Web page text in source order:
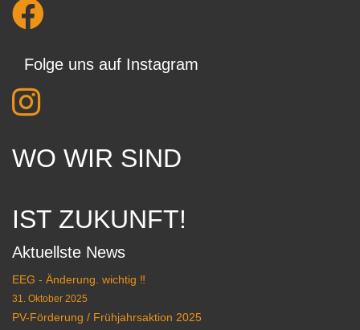
Folge uns auf Instagram
WO WIR SIND
IST ZUKUNFT!
Aktuellste News
EEG - Änderung. wichtig ‼️
31. Oktober 2025
PV-Förderung / Frühjahrsaktion 2025